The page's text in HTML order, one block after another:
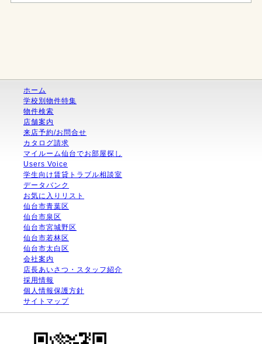
ホーム
学校別物件特集
物件検索
店舗案内
来店予約/お問合せ
カタログ請求
マイルーム仙台でお部屋探し
Users Voice
学生向け賃貸トラブル相談室
データバンク
お気に入りリスト
仙台市青葉区
仙台市泉区
仙台市宮城野区
仙台市若林区
仙台市太白区
会社案内
店長あいさつ・スタッフ紹介
採用情報
個人情報保護方針
サイトマップ